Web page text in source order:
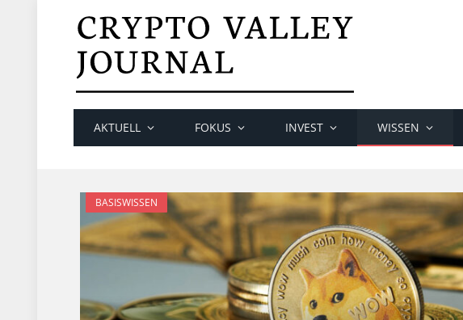
AKTUELL FOKUS INVEST WISSEN
BASISWISSEN